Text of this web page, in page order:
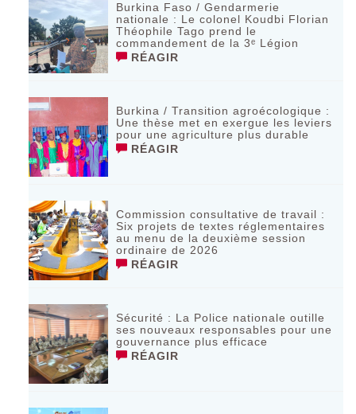
Burkina Faso / Gendarmerie
nationale : Le colonel Koudbi Florian
Théophile Tago prend le
commandement de la 3ᵉ Légion
RÉAGIR
Burkina / Transition agroécologique :
Une thèse met en exergue les leviers
pour une agriculture plus durable
RÉAGIR
Commission consultative de travail :
Six projets de textes réglementaires
au menu de la deuxième session
ordinaire de 2026
RÉAGIR
Sécurité : La Police nationale outille
ses nouveaux responsables pour une
gouvernance plus efficace
RÉAGIR